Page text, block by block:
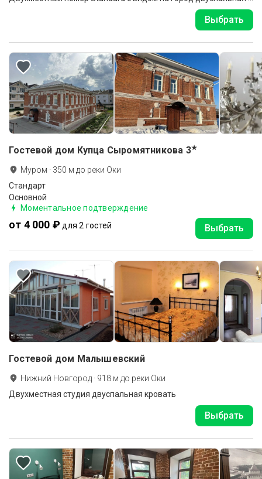
Выбрать
Гостевой дом Купца Сыромятникова 3★
Муром · 350 м до реки Оки
Стандарт
Основной
Моментальное подтверждение
от 4 000 ₽ для 2 гостей Выбрать
Гостевой дом Малышевский
Нижний Новгород · 918 м до реки Оки
Двухместная студия двуспальная кровать
Выбрать